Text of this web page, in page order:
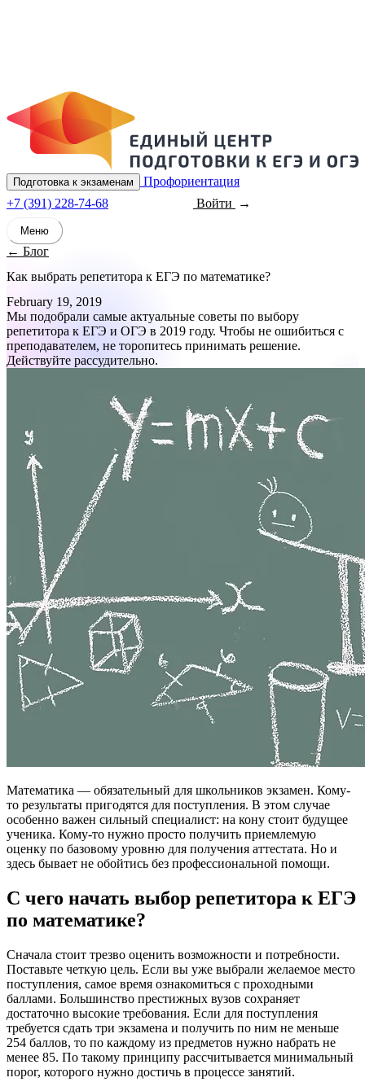
Подготовка к экзаменам
Профориентация
+7 (391) 228-74-68
Войти
Меню
← Блог
Как выбрать репетитора к ЕГЭ по математике?
February 19, 2019
Мы подобрали самые актуальные советы по выбору
репетитора к ЕГЭ и ОГЭ в 2019 году. Чтобы не ошибиться с
преподавателем, не торопитесь принимать решение.
Действуйте рассудительно.
Математика — обязательный для школьников экзамен. Кому-
то результаты пригодятся для поступления. В этом случае
особенно важен сильный специалист: на кону стоит будущее
ученика. Кому-то нужно просто получить приемлемую
оценку по базовому уровню для получения аттестата. Но и
здесь бывает не обойтись без профессиональной помощи.
С чего начать выбор репетитора к ЕГЭ
по математике?
Сначала стоит трезво оценить возможности и потребности.
Поставьте четкую цель. Если вы уже выбрали желаемое место
поступления, самое время ознакомиться с проходными
баллами. Большинство престижных вузов сохраняет
достаточно высокие требования. Если для поступления
требуется сдать три экзамена и получить по ним не меньше
254 баллов, то по каждому из предметов нужно набрать не
менее 85. По такому принципу рассчитывается минимальный
порог, которого нужно достичь в процессе занятий.